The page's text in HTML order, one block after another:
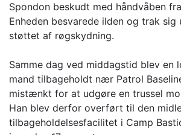
Spondon beskudt med håndvåben
Enheden besvarede ilden og trak sig
støttet af røgskydning.
Samme dag ved middagstid blev en
mand tilbageholdt nær Patrol
mistænkt for at udgøre en trussel
Han blev derfor overført til den
tilbageholdelsesfacilitet i Camp